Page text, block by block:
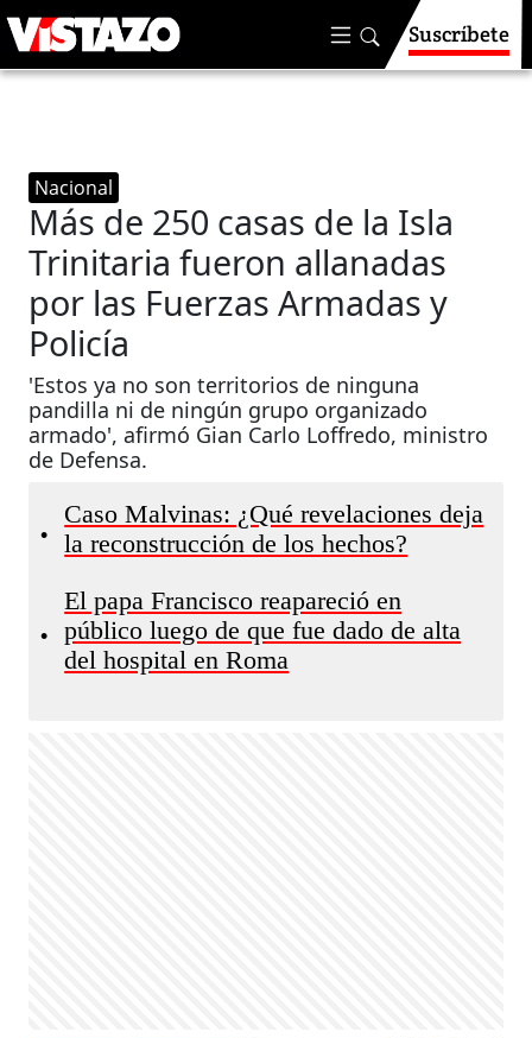
Suscríbete
Nacional
Más de 250 casas de la Isla
Trinitaria fueron allanadas
por las Fuerzas Armadas y
Policía
'Estos ya no son territorios de ninguna
pandilla ni de ningún grupo organizado
armado', afirmó Gian Carlo Loffredo, ministro
de Defensa.
•
Caso Malvinas: ¿Qué revelaciones deja
la reconstrucción de los hechos?
•
El papa Francisco reapareció en
público luego de que fue dado de alta
del hospital en Roma